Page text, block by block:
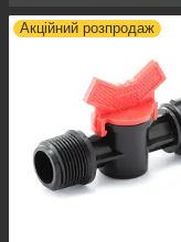
Акційний розпродаж